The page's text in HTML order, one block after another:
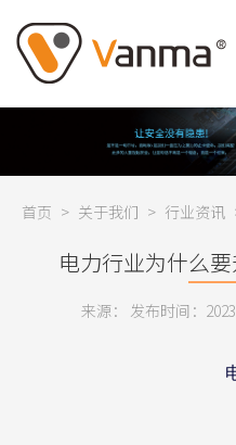
首页 > 关于我们 > 行业资讯
电力行业为什么
来源： 发布时间：